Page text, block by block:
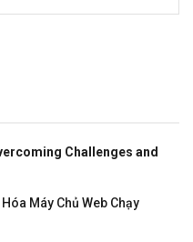
Challenges and
Máy Chủ Web Chạy